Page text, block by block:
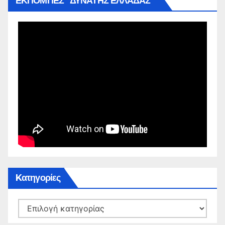
Kατηγορίες
Kατηγορίες